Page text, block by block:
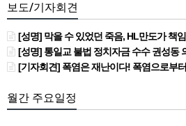
보도/기자회견
[성명] 막을 수 있었던 죽음, HL만도가 책임져라 : 청년노동자 사망사고의 철
[성명] 통일교 불법 정치자금 수수 권성동 의
[기자회견] 폭염은 재난이다! 폭염으로부터 안전한 일터를 위한 민주노총
월간 주요일정